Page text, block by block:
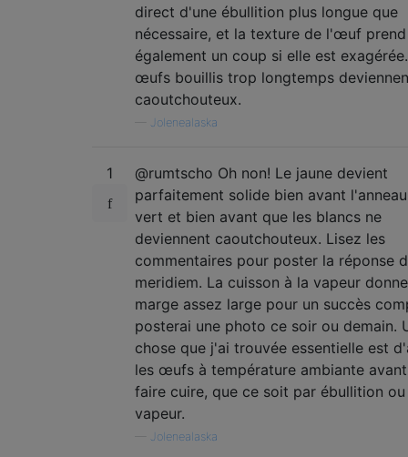
direct d'une ébullition plus longue que
nécessaire, et la texture de l'œuf prend
également un coup si elle est
œufs bouillis trop longtemps
caoutchouteux.
Jolenealaska
1
@rumtscho Oh non! Le jaune devient
parfaitement solide bien avant
vert et bien avant que les blancs ne
deviennent caoutchouteux. Lisez les
commentaires pour poster la réponse
meridiem. La cuisson à la vapeur
marge assez large pour un succès
posterai une photo ce soir ou demain.
chose que j'ai trouvée essentielle est
les œufs à température ambiante
faire cuire, que ce soit par ébullition
vapeur.
Jolenealaska